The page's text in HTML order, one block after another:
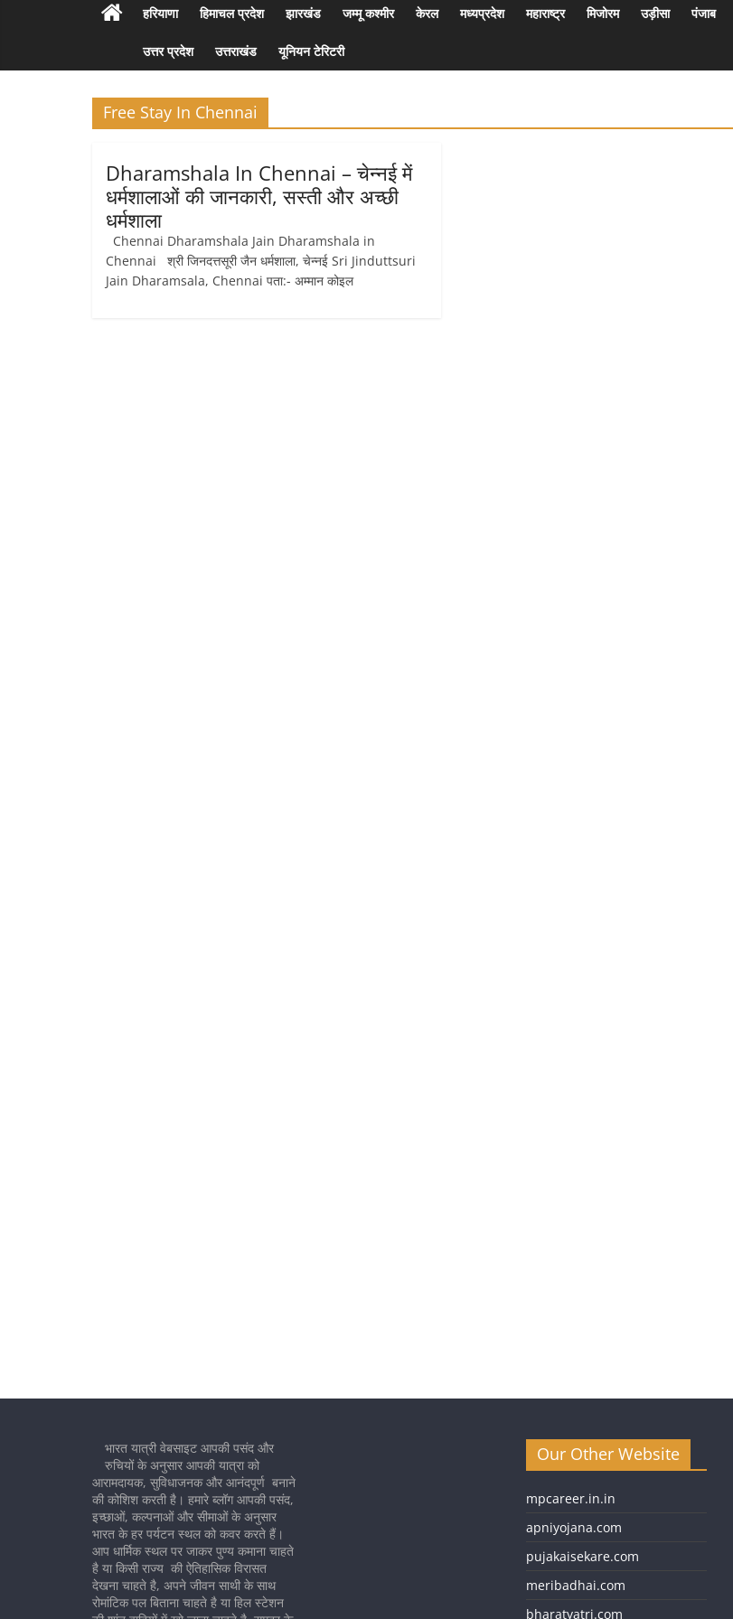
हरियाणा हिमाचल प्रदेश झारखंड जम्मू कश्मीर केरल मध्यप्रदेश महाराष्ट्र मिजोरम उड़ीसा पंजाब
उत्तर प्रदेश उत्तराखंड यूनियन टेरिटरी
Free Stay In Chennai
Dharamshala In Chennai – चेन्नई में
धर्मशालाओं की जानकारी, सस्ती और अच्छी
धर्मशाला
Chennai Dharamshala Jain Dharamshala in
Chennai श्री जिनदत्तसूरी जैन धर्मशाला, चेन्नई Sri Jinduttsuri
Jain Dharamsala, Chennai पता:- अम्मान कोइल
भारत यात्री वेबसाइट आपकी पसंद और
रुचियों के अनुसार आपकी यात्रा को
आरामदायक, सुविधाजनक और आनंदपूर्ण बनाने
की कोशिश करती है। हमारे ब्लॉग आपकी पसंद,
इच्छाओं, कल्पनाओं और सीमाओं के अनुसार
भारत के हर पर्यटन स्थल को कवर करते हैं।
आप धार्मिक स्थल पर जाकर पुण्य कमाना चाहते
है या किसी राज्य की ऐतिहासिक विरासत
देखना चाहते है, अपने जीवन साथी के साथ
रोमांटिक पल बिताना चाहते है या हिल स्टेशन
Our Other Website
mpcareer.in.in
apniyojana.com
pujakaisekare.com
meribadhai.com
bharatyatri.com